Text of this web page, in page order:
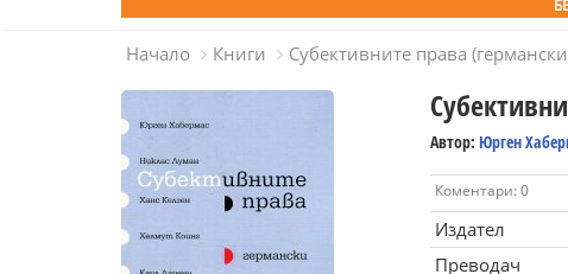
Начало Книги Субективните права
Автор: Юрген
Коментари: 0
Издател
Преводач